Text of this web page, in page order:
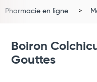
Pharmacie en ligne
Boiron
Gouttes